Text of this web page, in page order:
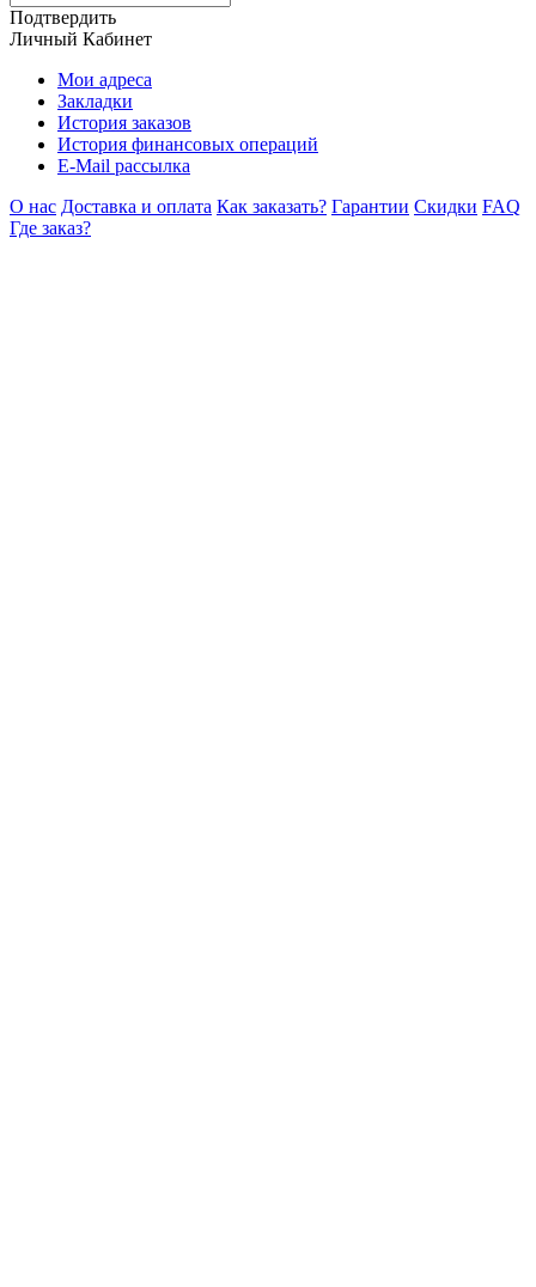
Подтвердить
Личный Кабинет
Мои адреса
Закладки
История заказов
История финансовых операций
E-Mail рассылка
О нас Доставка и оплата Как заказать? Гарантии Скидки FAQ
Где заказ?